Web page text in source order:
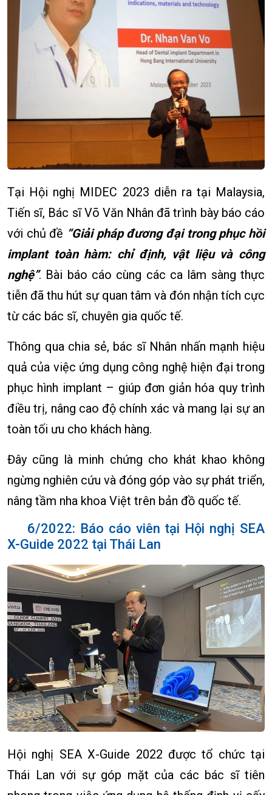
Tại Hội nghị MIDEC 2023 diễn ra tại Malaysia,
Tiến sĩ, Bác sĩ Võ Văn Nhân đã trình bày báo cáo
với chủ đề “Giải pháp đương đại trong phục hồi
implant toàn hàm: chỉ định, vật liệu và công
nghệ”. Bài báo cáo cùng các ca lâm sàng thực
tiễn đã thu hút sự quan tâm và đón nhận tích cực
từ các bác sĩ, chuyên gia quốc tế.
Thông qua chia sẻ, bác sĩ Nhân nhấn mạnh hiệu
quả của việc ứng dụng công nghệ hiện đại trong
phục hình implant – giúp đơn giản hóa quy trình
điều trị, nâng cao độ chính xác và mang lại sự an
toàn tối ưu cho khách hàng.
Đây cũng là minh chứng cho khát khao không
ngừng nghiên cứu và đóng góp vào sự phát triển,
nâng tầm nha khoa Việt trên bản đồ quốc tế.
6/2022: Báo cáo viên tại Hội nghị SEA
X-Guide 2022 tại Thái Lan
Hội nghị SEA X-Guide 2022 được tổ chức tại
Thái Lan với sự góp mặt của các bác sĩ tiên